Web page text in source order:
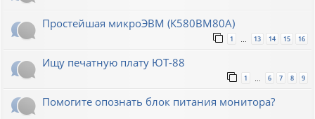
Простейшая микроЭВМ (К580ВМ80А)
1 13 14 15 16
Ищу печатную плату ЮТ-88
1 6 7 8 9
Помогите опознать блок питания монитора?